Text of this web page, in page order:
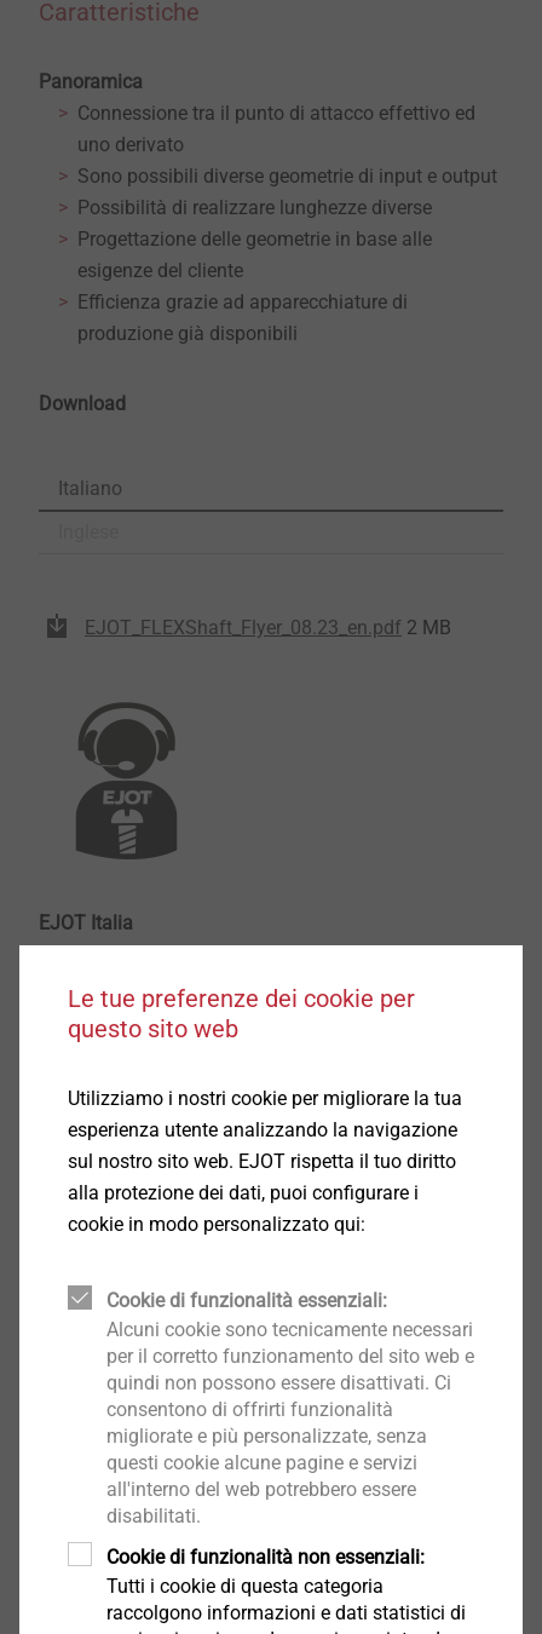
Caratteristiche
Panoramica
Connessione tra il punto di attacco effettivo ed
uno derivato
Sono possibili diverse geometrie di input e output
Possibilità di realizzare lunghezze diverse
Progettazione delle geometrie in base alle
esigenze del cliente
Efficienza grazie ad apparecchiature di
produzione già disponibili
Download
Italiano
EJOT_FLEXShaft_Flyer_08.23_en.pdf 2 MB
EJOT Italia
+39 049 9869000
EJOT
di attacco interno ad un punto derivato consentendo
una regolazione verticale od orizzontale su un lungo
Le tue preferenze dei cookie per
questo sito web
Utilizziamo i nostri cookie per migliorare la tua
esperienza utente analizzando la navigazione
sul nostro sito web. EJOT rispetta il tuo diritto
alla protezione dei dati, puoi configurare i
cookie in modo personalizzato qui:
Cookie di funzionalità essenziali:
Alcuni cookie sono tecnicamente necessari
per il corretto funzionamento del sito web e
quindi non possono essere disattivati. Ci
consentono di offrirti funzionalità
migliorate e più personalizzate, senza
questi cookie alcune pagine e servizi
all'interno del web potrebbero essere
disabilitati.
Cookie di funzionalità non essenziali:
Tutti i cookie di questa categoria
raccolgono informazioni e dati statistici di